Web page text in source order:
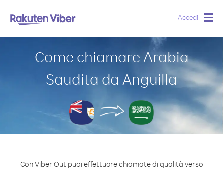
Accedi
Come chiamare Arabia
Saudita da Anguilla
Con Viber Out puoi effettuare chiamate di qualità verso